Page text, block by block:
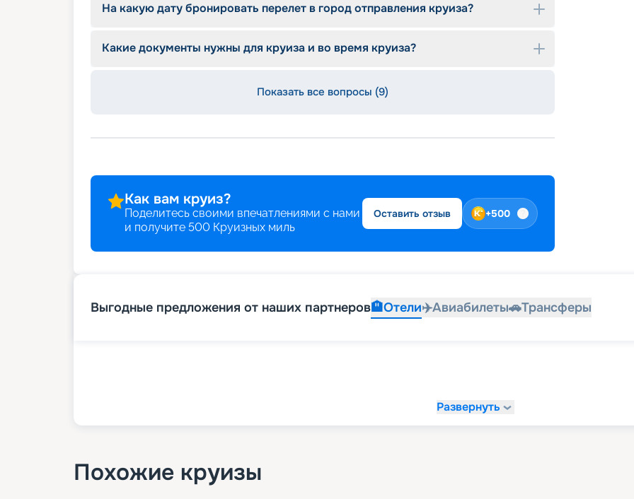
Развлечения и услуги
На борту доступны различные удобства и развлечения для гостей:
оборудование для сноркелинга.
На какую дату бронировать перелет в город отправления круиза?
Какие документы нужны для круиза и во время круиза?
Показать все вопросы (9)
Как вам круиз?
Поделитесь своими впечатлениями с нами
и получите 500 Круизных миль
Оставить отзыв +500
Выгодные предложения от наших партнеров🏨Отели✈️Авиабилеты🚗Трансферы
Развернуть
Похожие круизы